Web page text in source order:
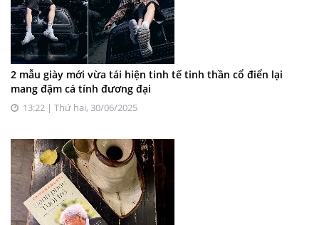
2 mẫu giày mới vừa tái hiện tinh tế tinh thần cổ điển lại
mang đậm cá tính đương đại
13:22 | Thứ hai, 30/06/2025